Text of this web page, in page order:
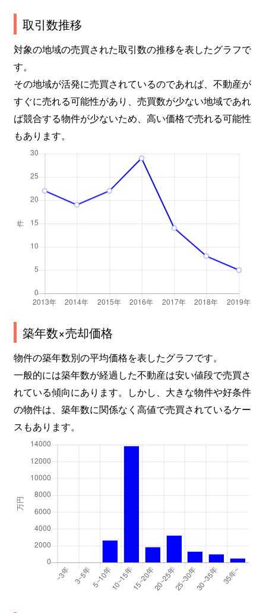
取引数推移
対象の地域の売買された取引数の推移を表したグラフで
す。
その地域が活発に売買されているのであれば、不動産が
すぐに売れる可能性があり、売買数が少ない地域であれ
ば競合する物件が少ないため、高い価格で売れる可能性
もあります。
築年数×売却価格
物件の築年数別の平均価格を表したグラフです。
一般的には築年数が経過した不動産は安い値段で売買さ
れている傾向にあります。しかし、大きな物件や好条件
の物件は、築年数に関係なく高値で売買されているケー
スもあります。